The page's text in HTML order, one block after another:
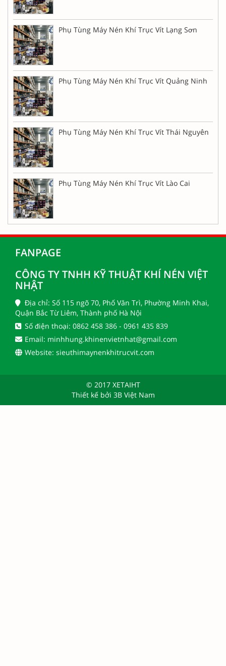
Phụ Tùng Máy Nén Khí Trục Vít Lạng Sơn
Phụ Tùng Máy Nén Khí Trục Vít Quảng Ninh
Phụ Tùng Máy Nén Khí Trục Vít Thái Nguyên
Phụ Tùng Máy Nén Khí Trục Vít Lào Cai
FANPAGE
CÔNG TY TNHH KỸ THUẬT KHÍ NÉN VIỆT
NHẬT
Địa chỉ: Số 115 ngõ 70, Phố Văn Trì, Phường Minh Khai,
Quận Bắc Từ Liêm, Thành phố Hà Nội
Số điện thoại: 0862 458 386 - 0961 435 839
Email: minhhung.khinenvietnhat@gmail.com
Website: sieuthimaynenkhitrucvit.com
© 2017 XETAIHT
Thiết kế bởi 3B Việt Nam